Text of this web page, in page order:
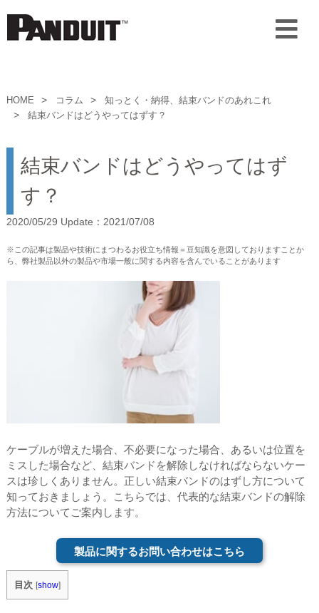
HOME コラム
知っとく・納得、結束バンドのあれこれ
結束バンドはどうやってはずす？
結束バンドはどうやってはず
す？
2020/05/29 Update：2021/07/08
※この記事は製品や技術にまつわるお役立ち情報＝豆知識を意図しておりますことか
ら、弊社製品以外の製品や市場一般に関する内容を含んでいることがあります
ケーブルが増えた場合、不必要になった場合、あるいは位置を
ミスした場合など、結束バンドを解除しなければならないケー
スは珍しくありません。正しい結束バンドのはずし方について
知っておきましょう。こちらでは、代表的な結束バンドの解除
方法についてご案内します。
製品に関するお問い合わせはこちら
目次 [show]